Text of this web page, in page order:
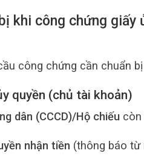
khi công chứng giấy
công chứng cần chuẩn
quyền (chủ tài khoản)
dân (CCCD)/Hộ chiếucòn
nhận tiền (thông báo từ